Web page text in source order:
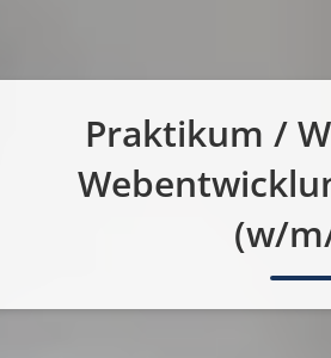
Praktikum /
(w/